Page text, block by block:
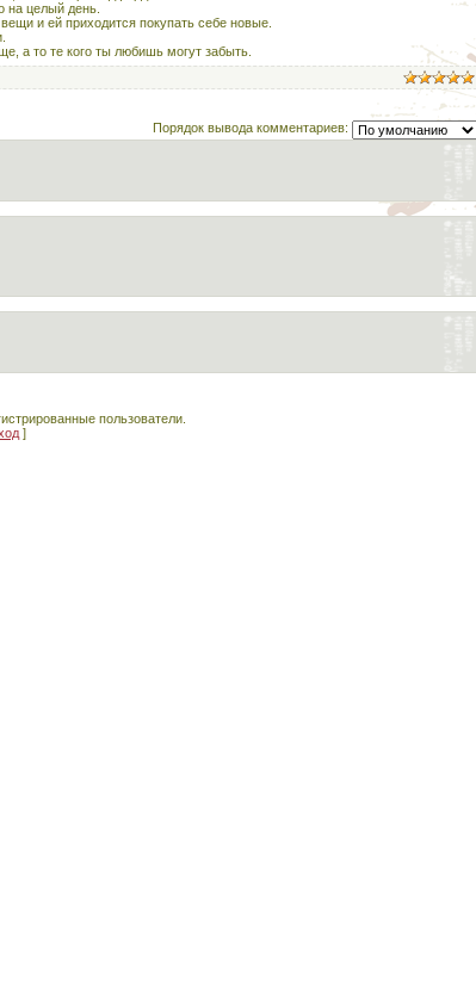
на целый день.
и ей приходится покупать себе новые.
а то те кого ты любишь могут забыть.
Порядок вывода комментариев:
пользователи.
]